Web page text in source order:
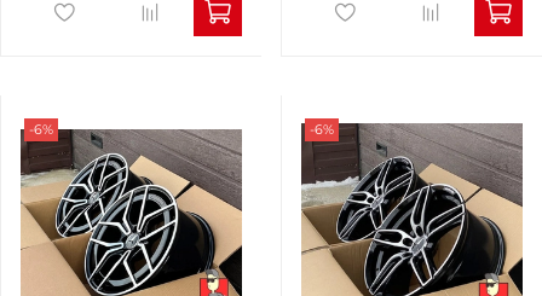
-6% -6%